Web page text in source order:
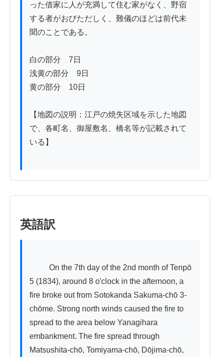
った借家に人が充満して住む家がなく、野宿
する者がおびただしく、難儀のほどは前代未
聞のことである。
白の部分　7日
浅黄の部分　9日
黄の部分　10日
【地図の説明：江戸の焼失区域を示した地図
で、各町名、御屋敷名、橋名等が記載されて
いる】
英語訳
5 (1834), around 8 o'clock in the afternoon, a
fire broke out from Sotokanda Sakuma-chō 3-
chōme. Strong north winds caused the fire to
spread to the area below Yanagihara
embankment. The fire spread through
Matsushita-chō, Tomiyama-chō, Dōjima-chō,